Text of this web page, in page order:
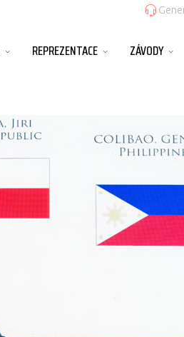
REPREZENTACE ZÁVODY